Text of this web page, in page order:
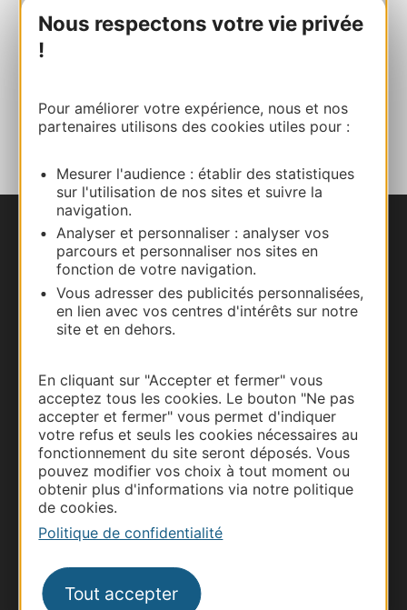
Nous respectons votre vie privée
!
Pour améliorer votre expérience, nous et nos
partenaires utilisons des cookies utiles pour :
Mesurer l'audience : établir des statistiques
sur l'utilisation de nos sites et suivre la
navigation.
Analyser et personnaliser : analyser vos
parcours et personnaliser nos sites en
fonction de votre navigation.
Vous adresser des publicités personnalisées,
en lien avec vos centres d'intérêts sur notre
site et en dehors.
En cliquant sur "Accepter et fermer" vous
acceptez tous les cookies. Le bouton "Ne pas
accepter et fermer" vous permet d'indiquer
votre refus et seuls les cookies nécessaires au
fonctionnement du site seront déposés. Vous
pouvez modifier vos choix à tout moment ou
obtenir plus d'informations via notre politique
de cookies.
Politique de confidentialité
Tout accepter
AJOUTER
AU CARNET
Nous contacter
Carte interactive
Documentation
Thermalisme
Business/Mice
Pros d'Occitanie